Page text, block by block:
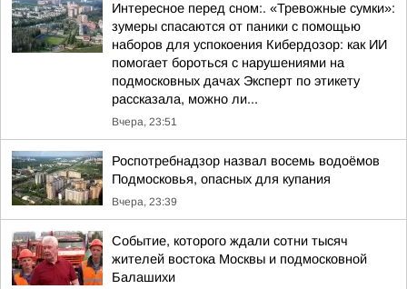
Интересное перед сном:. «Тревожные сумки»:
зумеры спасаются от паники с помощью
наборов для успокоения Кибердозор: как ИИ
помогает бороться с нарушениями на
подмосковных дачах Эксперт по этикету
рассказала, можно ли...
Вчера, 23:51
Роспотребнадзор назвал восемь водоёмов
Подмосковья, опасных для купания
Вчера, 23:39
Событие, которого ждали сотни тысяч
жителей востока Москвы и подмосковной
Балашихи